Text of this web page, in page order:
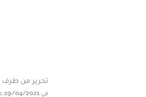
تحرير من طرف
في 29/04/2021 على الساعة 19:00